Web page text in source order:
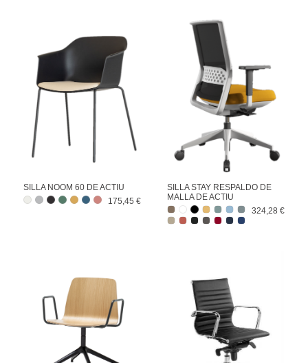
SILLA NOOM 60 DE ACTIU
175,45 €
SILLA STAY RESPALDO DE
MALLA DE ACTIU
324,28 €